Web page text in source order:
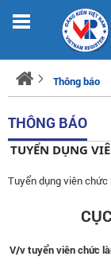
Thông báo
THÔNG BÁO
TUYỂN DỤNG
Tuyển dụng viên
V/v tuyển viên chức